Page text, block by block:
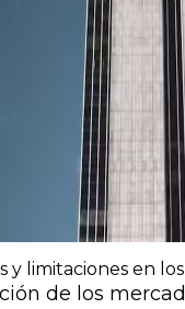
y limitaciones en
de los